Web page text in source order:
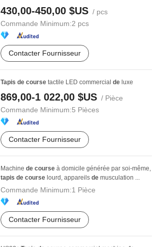
430,00-450,00 $US / pcs
Commande Minimum:2 pcs
Contacter Fournisseur
Tapis de course tactile LED commercial de luxe
869,00-1 022,00 $US / Pièce
Commande Minimum:5 Pièces
Contacter Fournisseur
Machine de course à domicile générée par soi-même,
tapis de course lourd, appareils de musculation ...
Commande Minimum:1 Pièce
Contacter Fournisseur